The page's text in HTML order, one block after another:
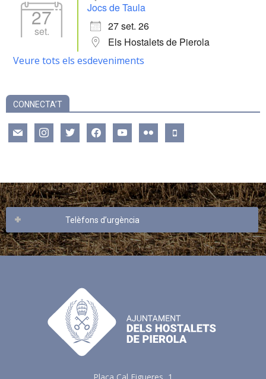
27
set.
Jocs de Taula
27 set. 26
Els Hostalets de Pierola
Veure tots els esdeveniments
CONNECTA’T
mail instagramtwitter facebookyoutube flickr mobile
Telèfons d’urgència